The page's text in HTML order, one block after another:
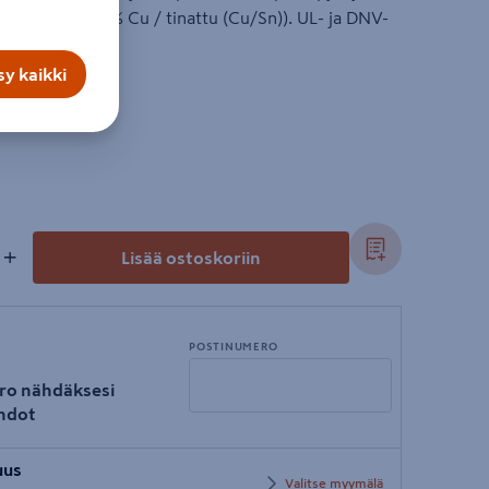
V250 (99,95 % Cu / tinattu (Cu/Sn)). UL- ja DNV-
+ Lisää ostoskoriin
nähdäksesi
POSTINUMERO
postinumero
Valitse myymälä
kaikki